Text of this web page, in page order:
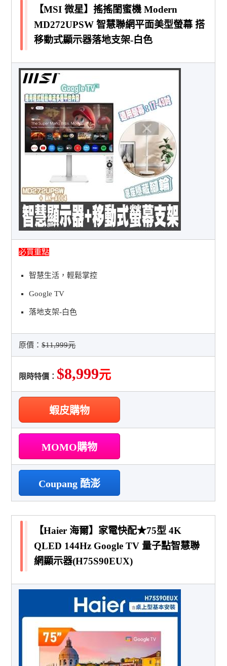
【MSI 微星】搖搖閨蜜機 Modern
MD272UPSW 智慧聯網平面美型螢幕 搭
移動式顯示器落地支架-白色
必買重點
智慧生活，輕鬆掌控
Google TV
落地支架-白色
原價：$11,999元
限時特價： $8,999元
蝦皮購物
MOMO購物
Coupang 酷澎
【Haier 海爾】家電快配★75型 4K
QLED 144Hz Google TV 量子點智慧聯
網顯示器(H75S90EUX)